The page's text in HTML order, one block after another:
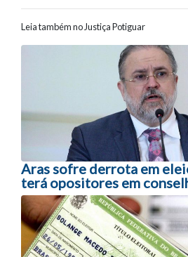
Leia também no Justiça Potiguar
Navegação entre
Aras sofre derrota em
terá opositores em